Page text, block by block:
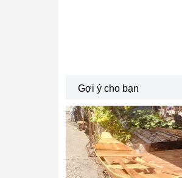
Gợi ý cho bạn